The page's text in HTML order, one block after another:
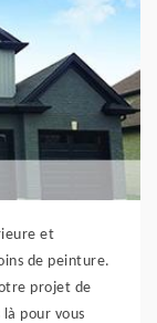
et
de peinture.
projet de
pour vous